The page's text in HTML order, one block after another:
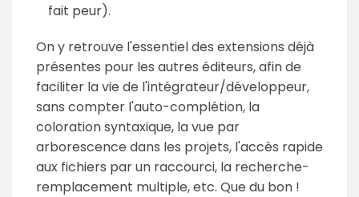
fait peur).
On y retrouve l'essentiel des extensions déjà
présentes pour les autres éditeurs, afin de
faciliter la vie de l'intégrateur/développeur,
sans compter l'auto-complétion, la
coloration syntaxique, la vue par
arborescence dans les projets, l'accès rapide
aux fichiers par un raccourci, la recherche-
remplacement multiple, etc. Que du bon !